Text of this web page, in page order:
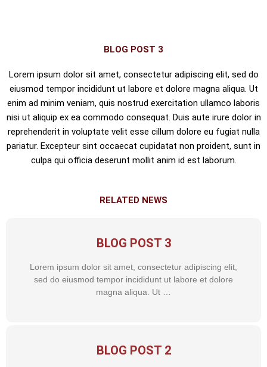
BLOG POST 3
Lorem ipsum dolor sit amet, consectetur adipiscing elit, sed do
eiusmod tempor incididunt ut labore et dolore magna aliqua. Ut
enim ad minim veniam, quis nostrud exercitation ullamco laboris
nisi ut aliquip ex ea commodo consequat. Duis aute irure dolor in
reprehenderit in voluptate velit esse cillum dolore eu fugiat nulla
pariatur. Excepteur sint occaecat cupidatat non proident, sunt in
culpa qui officia deserunt mollit anim id est laborum.
RELATED NEWS
BLOG POST 3
Lorem ipsum dolor sit amet, consectetur adipiscing elit,
sed do eiusmod tempor incididunt ut labore et dolore
magna aliqua. Ut …
BLOG POST 2